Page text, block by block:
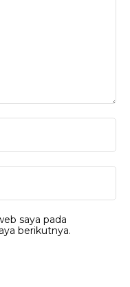
saya pada
berikutnya.